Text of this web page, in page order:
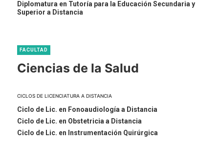
Diplomatura en Tutoría para la Educación Secundaria y
Superior a Distancia
FACULTAD
Ciencias de la Salud
CICLOS DE LICENCIATURA A DISTANCIA
Ciclo de Lic. en Fonoaudiología a Distancia
Ciclo de Lic. en Obstetricia a Distancia
Ciclo de Lic. en Instrumentación Quirúrgica